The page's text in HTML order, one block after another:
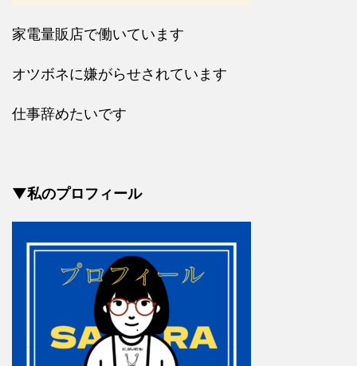
家電量販店で働いています
オツボネに嫌がらせされています
仕事辞めたいです
▼私のプロフィール